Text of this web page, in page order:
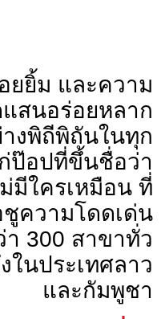
ยยิ้ม และความ
สนอร่อยหลาก
งพิถีพิถันในทุก
ป๊อปที่ขึ้นชื่อว่า
มีใครเหมือน ที่
ชูความโดดเด่น
300 สาขาทั่ว
ในประเทศลาว
และกัมพูชา